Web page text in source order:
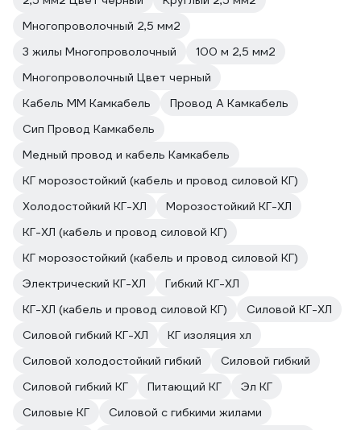
Многопроволочный 2,5 мм2
3 жилы Многопроволочный
100 м 2,5 мм2
Многопроволочный Цвет черный
Кабель ММ Камкабель
Провод А Камкабель
Сип Провод Камкабель
Медный провод и кабель Камкабель
КГ морозостойкий (кабель и провод силовой КГ)
Холодостойкий КГ-ХЛ
Морозостойкий КГ-ХЛ
КГ-ХЛ (кабель и провод силовой КГ)
КГ морозостойкий (кабель и провод силовой КГ)
Электрический КГ-ХЛ
Гибкий КГ-ХЛ
КГ-ХЛ (кабель и провод силовой КГ)
Силовой КГ-ХЛ
Силовой гибкий КГ-ХЛ
КГ изоляция хл
Силовой холодостойкий гибкий
Силовой гибкий
Силовой гибкий КГ
Питающий КГ
Эл КГ
Силовые КГ
Силовой с гибкими жилами